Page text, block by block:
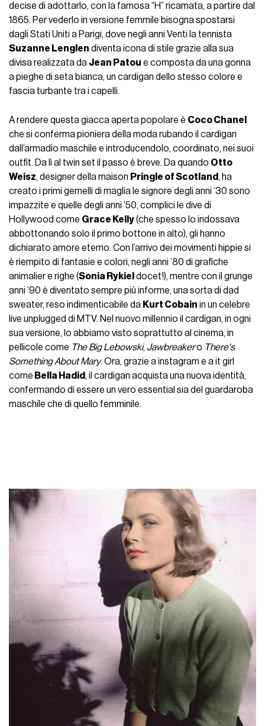
decise di adottarlo, con la famosa “H” ricamata, a partire dal
1865. Per vederlo in versione femmile bisogna spostarsi
dagli Stati Uniti a Parigi, dove negli anni Venti la tennista
Suzanne Lenglen diventa icona di stile grazie alla sua
divisa realizzata da Jean Patou e composta da una gonna
a pieghe di seta bianca, un cardigan dello stesso colore e
fascia turbante tra i capelli.
A rendere questa giacca aperta popolare è Coco Chanel
che si conferma pioniera della moda rubando il cardigan
dall’armadio maschile e introducendolo, coordinato, nei suoi
outfit. Da lì al twin set il passo è breve. Da quando Otto
Weisz, designer della maison Pringle of Scotland , ha
creato i primi gemelli di maglia le signore degli anni ‘30 sono
impazzite e quelle degli anni ’50, complici le dive di
Hollywood come Grace Kelly(che spesso lo indossava
abbottonando solo il primo bottone in alto), gli hanno
dichiarato amore eterno. Con l’arrivo dei movimenti hippie si
è riempito di fantasie e colori, negli anni ’80 di grafiche
animalier e righe (Sonia Rykiel docet!), mentre con il grunge
anni ’90 è diventato sempre più informe, una sorta di dad
sweater, reso indimenticabile da Kurt Cobain in un celebre
live unplugged di MTV. Nel nuovo millennio il cardigan, in ogni
sua versione, lo abbiamo visto soprattutto al cinema, in
pellicole come The Big Lebowski, Jawbreakero There's
Something About Mary. Ora, grazie a instagram e a it girl
come Bella Hadid , il cardigan acquista una nuova identità,
confermando di essere un vero essential sia del guardaroba
maschile che di quello femminile.